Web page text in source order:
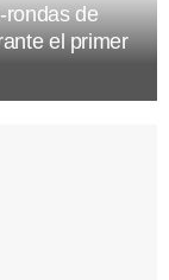
rondas de
el primer